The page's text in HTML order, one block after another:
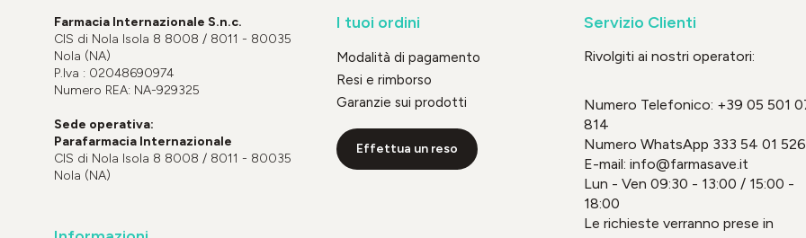
Farmacia Internazionale S.n.c.
CIS di Nola Isola 8 8008 / 8011 - 80035
Nola (NA)
P.Iva : 02048690974
Numero REA: NA-929325
Sede operativa:
Parafarmacia Internazionale
CIS di Nola Isola 8 8008 / 8011 - 80035
Nola (NA)
I tuoi ordini
Modalità di pagamento
Resi e rimborso
Garanzie sui prodotti
Effettua un reso
Servizio Clienti
Rivolgiti ai nostri operatori:
Numero Telefonico: +39 05 501
814
Numero WhatsApp 333 54 01 526
E-mail: info@farmasave.it
Lun - Ven 09:30 - 13:00 / 15:00 -
18:00
Le richieste verranno prese in